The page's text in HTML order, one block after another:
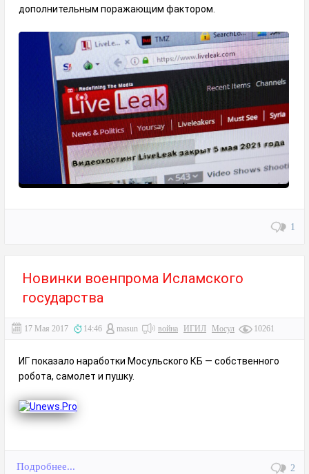
дополнительным поражающим фактором.
1
Новинки военпрома Исламского
государства
17 Мая 2017 14:46 masun война ИГИЛ Мосул 10261
ИГ показало наработки Мосульского КБ — собственного
робота, самолет и пушку.
Подробнее... 2